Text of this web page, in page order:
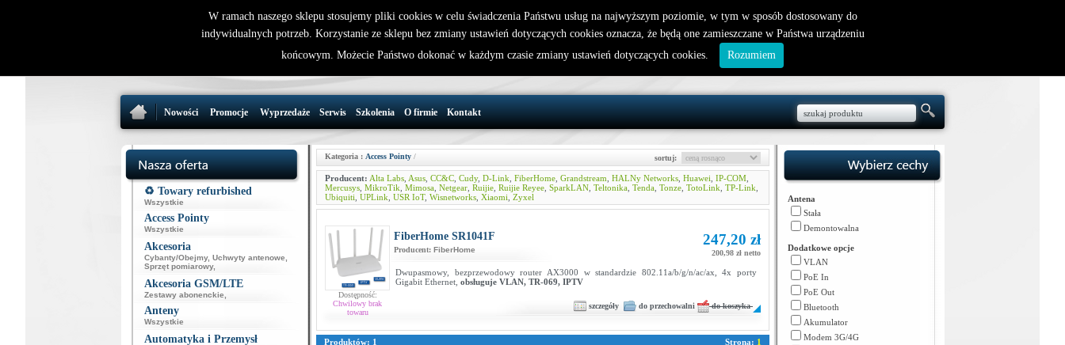
nowy klient
32 721 86 72
support@wirelesslan.com.pl
W koszyku jest 0 produktów(y)
Nowości Promocje Wyprzedaże Serwis Szkolenia O firmie Kontakt
♻️ Towary refurbished
Wszystkie
Access Pointy
Wszystkie
Akcesoria
Cybanty/Obejmy, Uchwyty antenowe
Sprzęt pomiarowy,
Akcesoria GSM/LTE
Zestawy abonenckie
Anteny
Wszystkie
Automatyka i Przemysł
Kategoria : Access Pointy / sortuj:
Producent: Alta Labs Asus CC&C Cudy, D-Link FiberHome Grandstream HALNy Networks Huawei IP-COM
Mercusys MikroTik Mimosa Netgear Ruijie Ruijie Reyee SparkLAN Teltonika Tenda Tonze TotoLink TP-Link
Ubiquiti UPLink USR IoT, Wisnetworks Xiaomi Zyxel
Dostępność:
Chwilowy brak
towaru
FiberHome SR1041F
Producent: FiberHome
247,20 zł
200,98 zł netto
Dwupasmowy, bezprzewodowy router AX3000 w standardzie 802.11a/b/g/n/ac/ax, 4x porty
Gigabit Ethernet, obsługuje VLAN, TR-069, IPTV
szczegóły do przechowalni do koszyka
Produktów: 1 Strona: 1
Antena
Stała
Demontowalna
Dodatkowe opcje
VLAN
PoE In
PoE Out
Bluetooth
Akumulator
Modem 3G/4G
W ramach naszego sklepu stosujemy pliki cookies w celu świadczenia Państwu usług na najwyższym poziomie, w tym w sposób dostosowany do
indywidualnych potrzeb. Korzystanie ze sklepu bez zmiany ustawień dotyczących cookies oznacza, że będą one zamieszczane w Państwa urządzeniu
końcowym. Możecie Państwo dokonać w każdym czasie zmiany ustawień dotyczących cookies.
Rozumiem